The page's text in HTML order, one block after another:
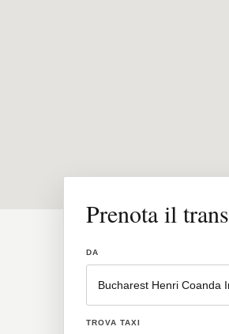
Prenota il
DA
TROVA TAXI